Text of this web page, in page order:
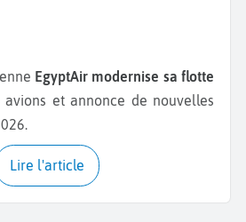
EgyptAir modernise sa flotte
et annonce de nouvelles
Lire l'article